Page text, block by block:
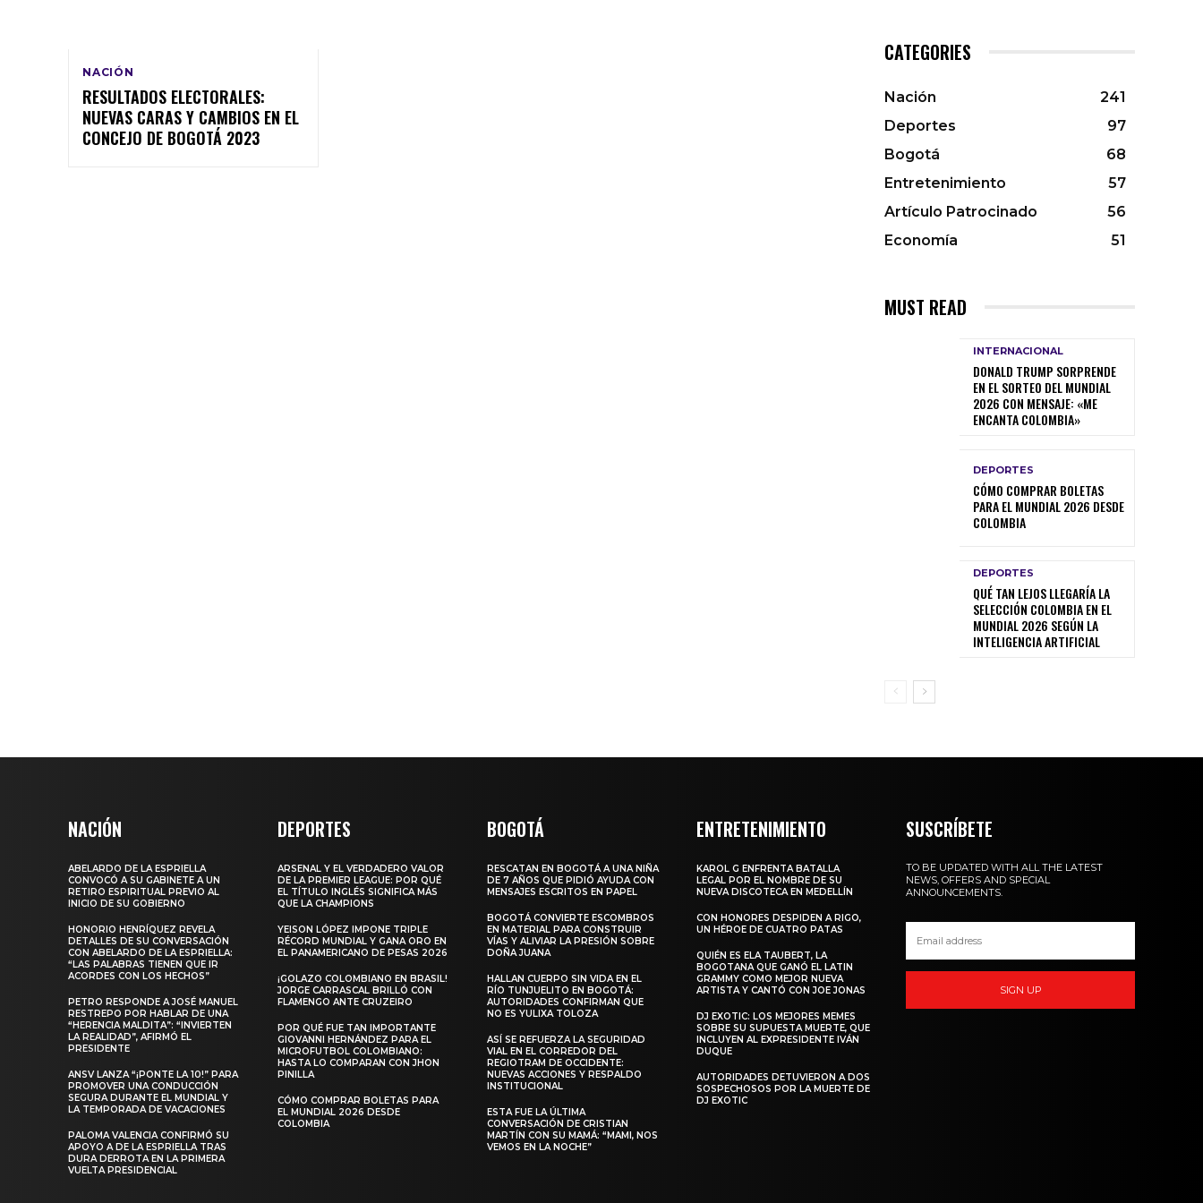
NACIÓN
RESULTADOS ELECTORALES:
NUEVAS CARAS Y CAMBIOS EN EL
CONCEJO DE BOGOTÁ 2023
CATEGORIES
Nación
241
Deportes
97
Bogotá
68
Entretenimiento
57
Artículo Patrocinado
56
Economía
51
MUST READ
INTERNACIONAL
DONALD TRUMP SORPRENDE
EN EL SORTEO DEL MUNDIAL
2026 CON MENSAJE: «ME
ENCANTA COLOMBIA»
DEPORTES
CÓMO COMPRAR BOLETAS
PARA EL MUNDIAL 2026 DESDE
COLOMBIA
DEPORTES
QUÉ TAN LEJOS LLEGARÍA LA
SELECCIÓN COLOMBIA EN EL
MUNDIAL 2026 SEGÚN LA
INTELIGENCIA ARTIFICIAL
NACIÓN
ABELARDO DE LA ESPRIELLA
CONVOCÓ A SU GABINETE A UN
RETIRO ESPIRITUAL PREVIO AL
INICIO DE SU GOBIERNO
HONORIO HENRÍQUEZ REVELA
DETALLES DE SU CONVERSACIÓN
CON ABELARDO DE LA ESPRIELLA:
“LAS PALABRAS TIENEN QUE IR
ACORDES CON LOS HECHOS”
PETRO RESPONDE A JOSÉ MANUEL
RESTREPO POR HABLAR DE UNA
“HERENCIA MALDITA”: “INVIERTEN
LA REALIDAD”, AFIRMÓ EL
PRESIDENTE
ANSV LANZA “¡PONTE LA 10!” PARA
PROMOVER UNA CONDUCCIÓN
SEGURA DURANTE EL MUNDIAL Y
LA TEMPORADA DE VACACIONES
PALOMA VALENCIA CONFIRMÓ SU
APOYO A DE LA ESPRIELLA TRAS
DURA DERROTA EN LA PRIMERA
VUELTA PRESIDENCIAL
DEPORTES
ARSENAL Y EL VERDADERO VALOR
DE LA PREMIER LEAGUE: POR QUÉ
EL TÍTULO INGLÉS SIGNIFICA MÁS
QUE LA CHAMPIONS
YEISON LÓPEZ IMPONE TRIPLE
RÉCORD MUNDIAL Y GANA ORO EN
EL PANAMERICANO DE PESAS 2026
¡GOLAZO COLOMBIANO EN BRASIL!
JORGE CARRASCAL BRILLÓ CON
FLAMENGO ANTE CRUZEIRO
POR QUÉ FUE TAN IMPORTANTE
GIOVANNI HERNÁNDEZ PARA EL
MICROFUTBOL COLOMBIANO:
HASTA LO COMPARAN CON JHON
PINILLA
CÓMO COMPRAR BOLETAS PARA
EL MUNDIAL 2026 DESDE
COLOMBIA
BOGOTÁ
RESCATAN EN BOGOTÁ A UNA NIÑA
DE 7 AÑOS QUE PIDIÓ AYUDA CON
MENSAJES ESCRITOS EN PAPEL
BOGOTÁ CONVIERTE ESCOMBROS
EN MATERIAL PARA CONSTRUIR
VÍAS Y ALIVIAR LA PRESIÓN SOBRE
DOÑA JUANA
HALLAN CUERPO SIN VIDA EN EL
RÍO TUNJUELITO EN BOGOTÁ:
AUTORIDADES CONFIRMAN QUE
NO ES YULIXA TOLOZA
ASÍ SE REFUERZA LA SEGURIDAD
VIAL EN EL CORREDOR DEL
REGIOTRAM DE OCCIDENTE:
NUEVAS ACCIONES Y RESPALDO
INSTITUCIONAL
ESTA FUE LA ÚLTIMA
CONVERSACIÓN DE CRISTIAN
MARTÍN CON SU MAMÁ: “MAMI, NOS
VEMOS EN LA NOCHE”
ENTRETENIMIENTO
KAROL G ENFRENTA BATALLA
LEGAL POR EL NOMBRE DE SU
NUEVA DISCOTECA EN MEDELLÍN
CON HONORES DESPIDEN A RIGO,
UN HÉROE DE CUATRO PATAS
QUIÉN ES ELA TAUBERT, LA
BOGOTANA QUE GANÓ EL LATIN
GRAMMY COMO MEJOR NUEVA
ARTISTA Y CANTÓ CON JOE JONAS
DJ EXOTIC: LOS MEJORES MEMES
SOBRE SU SUPUESTA MUERTE, QUE
INCLUYEN AL EXPRESIDENTE IVÁN
DUQUE
AUTORIDADES DETUVIERON A DOS
SOSPECHOSOS POR LA MUERTE DE
DJ EXOTIC
SUSCRÍBETE
TO BE UPDATED WITH ALL THE LATEST
NEWS, OFFERS AND SPECIAL
ANNOUNCEMENTS.
SIGN UP